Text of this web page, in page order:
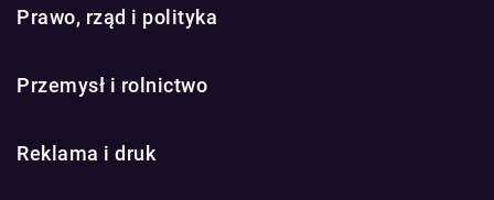
Prawo, rząd i polityka
Przemysł i rolnictwo
Reklama i druk